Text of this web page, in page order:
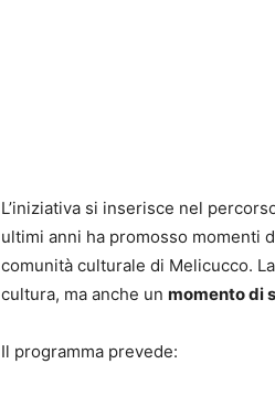
L’iniziativa si inserisce nel
ultimi anni ha promosso momenti
comunità culturale di Melicucco. La
cultura, ma anche un momento di
Il programma prevede: